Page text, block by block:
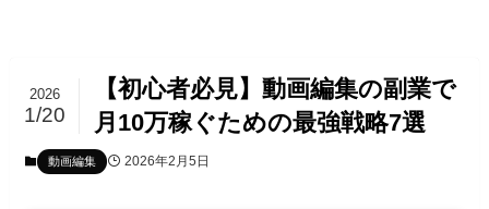
【初心者必見】動画編集の副業で
月10万稼ぐための最強戦略7選
2026
1/20
動画編集 2026年2月5日